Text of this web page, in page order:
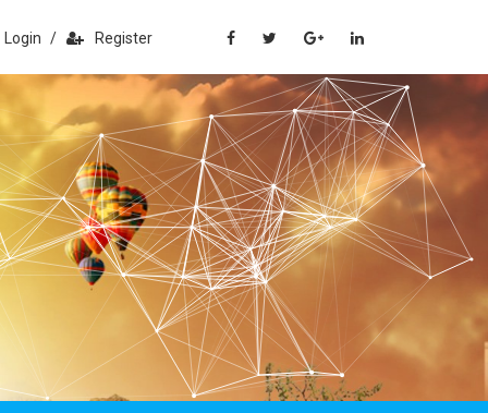
Login / Register